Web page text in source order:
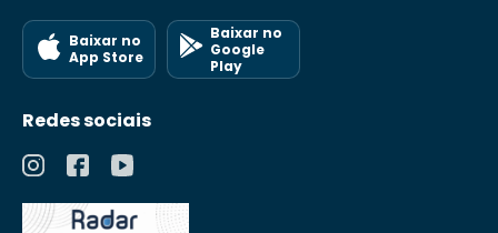
Baixar no
App Store
Baixar no
Google
Play
Redes sociais